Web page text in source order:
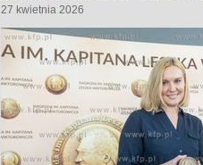
27 kwietnia 2026